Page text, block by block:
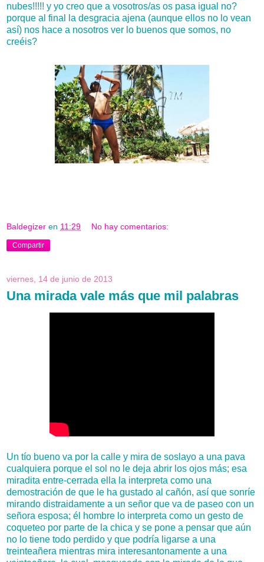
nubes!!!!! y yo creo que a vosotros/as os pasa igual no?
porque al final la desgracia ajena (aunque ellos no lo vean
así) nos hace a nosotros ver lo buenos que somos, no
creéis?
Baldegizer en 11:29 No hay comentarios:
Compartir
viernes, 14 de junio de 2013
Una mirada vale más que mil palabras
Un tío bueno va por la calle y mira de soslayo a una pava
cualquiera porque el sol no le deja abrir los ojos más; esa
miradita entre-cerrada ella la interpreta como una
demostración de que le ha gustado al cañón, así que sonríe
mirando distraidamente a un señor que va de paseo con un
señora esposa; él hombre lo interpreta como un gesto de
coqueteo por parte de la chica y se pone a pensar que aún
no lo tiene todo perdido y que podría ligarse a una
treinteañera mientras mira interesantonamente a una